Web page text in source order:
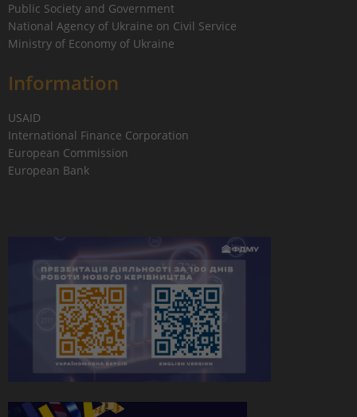
Public Society and Government
National Agency of Ukraine on Civil Service
Ministry of Economy of Ukraine
Information
USAID
International Finance Corporation
European Commission
European Bank